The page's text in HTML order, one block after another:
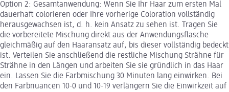
Option 2: Gesamtanwendung: Wenn Sie Ihr Haar zum ersten Mal
dauerhaft colorieren oder Ihre vorherige Coloration vollständig
herausgewachsen ist, d. h. kein Ansatz zu sehen ist. Tragen Sie
die vorbereitete Mischung direkt aus der Anwendungsflasche
gleichmäßig auf den Haaransatz auf, bis dieser vollständig bedeckt
ist. Verteilen Sie anschließend die restliche Mischung Strähne für
Strähne in den Längen und arbeiten Sie sie gründlich in das Haar
ein. Lassen Sie die Farbmischung 30 Minuten lang einwirken. Bei
den Farbnuancen 10-0 und 10-19 verlängern Sie die Einwirkzeit auf